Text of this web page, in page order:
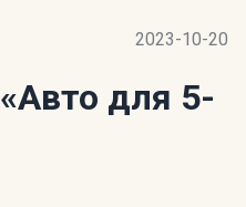
2023-10-20
«Авто для 5-